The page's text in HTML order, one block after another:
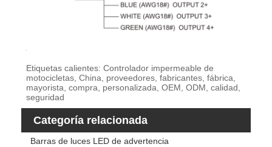
Etiquetas calientes: Controlador impermeable de
motocicletas, China, proveedores, fabricantes, fábrica,
mayorista, compra, personalizada, OEM, ODM, calidad,
seguridad
Categoría relacionada
Barras de luces LED de advertencia